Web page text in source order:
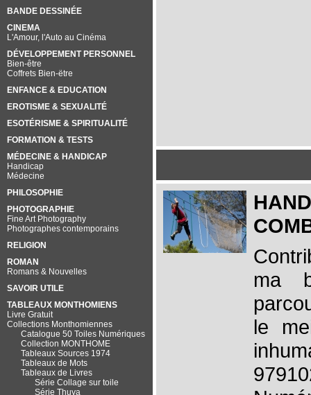
BANDE DESSINÉE
CINEMA
L'Amour, l'Auto au Cinéma
DÉVELOPPEMENT PERSONNEL
Bien-être
Coffrets Bien-ëtre
ENFANCE & EDUCATION
EROTISME & SEXUALITÉ
ESOTÉRISME & SPIRITUALITÉ
FORMATION & TESTS
MÉDECINE & HANDICAP
Handicap
Médecine
PHILOSOPHIE
PHOTOGRAPHIE
Fine Art Photography
Photographes contemporains
RELIGION
ROMAN
Romans & Nouvelles
SAVOIR UTILE
TABLEAUX MONTHOMIENS
Livre Gratuit
Collections Monthomiennes
Catalogue 50 Toiles Numériques
Collection MONTHOME
Tableaux Sources 1974
Tableaux de Mots
Tableaux de Livres
Série Collage sur toile
Série Thuya
ma
le